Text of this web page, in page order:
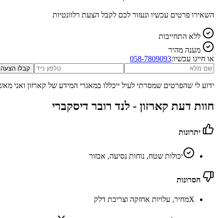
השאירו פרטים עכשיו ונעזור לכם לקבל הצעת רלוונטיות
ללא התחייבות
מענה מהיר
או חייגו עכשיו:058-7809093
קבלו הצעה
ידוע לי שהפרטים שמסרתי לעיל ייכללו במאגרי המידע של קארזון ואני
חוות דעת קארזון - לנד רובר דיסקברי
יתרונות
יכולות שטח, נוחות נסיעה, אבזור
חסרונות
Xמחיר, עלויות אחזקה וצריכת דלק